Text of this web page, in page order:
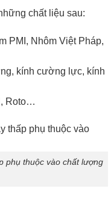
chất liệu sau:
PMI, Nhôm Việt Pháp,
kính cường lực, kính
Roto…
phụ thuộc vào chất lượng